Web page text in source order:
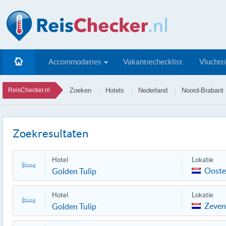
Accommodaties Vakantiechecklist
ReisChecker.nl Zoeken Hotels Nederland Noord-Brabant
Zoekresultaten
Hotel
Golden Tulip
Lokatie
Hotel
Golden Tulip
Lokatie